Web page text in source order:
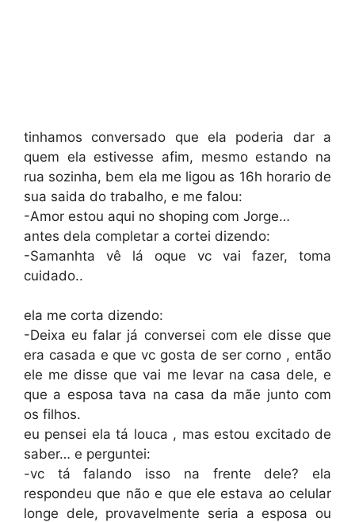
tinhamos conversado que ela poderia dar a
quem ela estivesse afim, mesmo estando na
rua sozinha, bem ela me ligou as 16h horario de
sua saida do trabalho, e me falou:
-Amor estou aqui no shoping com Jorge…
antes dela completar a cortei dizendo:
-Samanhta vê lá oque vc vai fazer, toma
cuidado..
ela me corta dizendo:
-Deixa eu falar já conversei com ele disse que
era casada e que vc gosta de ser corno , então
ele me disse que vai me levar na casa dele, e
que a esposa tava na casa da mãe junto com
os filhos.
eu pensei ela tá louca , mas estou excitado de
saber… e perguntei:
-vc tá falando isso na frente dele? ela
respondeu que não e que ele estava ao celular
longe dele, provavelmente seria a esposa ou